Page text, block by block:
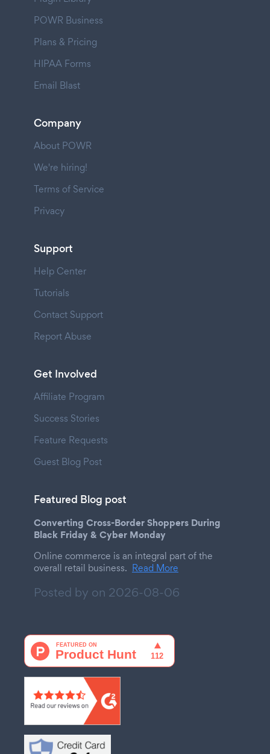
POWR Business
Plans & Pricing
HIPAA Forms
Email Blast
Company
About POWR
We're hiring!
Terms of Service
Privacy
Support
Help Center
Tutorials
Contact Support
Report Abuse
Get Involved
Affiliate Program
Success Stories
Feature Requests
Guest Blog Post
Featured Blog post
Converting Cross-Border Shoppers During
Black Friday & Cyber Monday
Online commerce is an integral part of the
overall retail business. Read More
Posted by on 2026-08-06